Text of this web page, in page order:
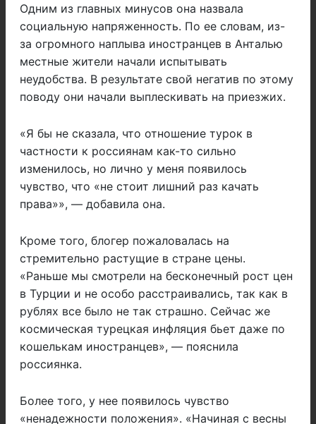
Одним из главных минусов она назвала
социальную напряженность. По ее словам, из-
за огромного наплыва иностранцев в Анталью
местные жители начали испытывать
неудобства. В результате свой негатив по этому
поводу они начали выплескивать на приезжих.
«Я бы не сказала, что отношение турок в
частности к россиянам как-то сильно
изменилось, но лично у меня появилось
чувство, что «не стоит лишний раз качать
права»», — добавила она.
Кроме того, блогер пожаловалась на
стремительно растущие в стране цены.
«Раньше мы смотрели на бесконечный рост цен
в Турции и не особо расстраивались, так как в
рублях все было не так страшно. Сейчас же
космическая турецкая инфляция бьет даже по
кошелькам иностранцев», — пояснила
россиянка.
Более того, у нее появилось чувство
«ненадежности положения». «Начиная с весны